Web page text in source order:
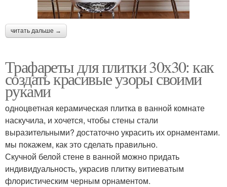
читать дальше →
Трафареты для плитки 30х30: как
создать красивые узоры своими
руками
одноцветная керамическая плитка в ванной комнате
наскучила, и хочется, чтобы стены стали
выразительными? достаточно украсить их орнаментами.
мы покажем, как это сделать правильно.
Скучной белой стене в ванной можно придать
индивидуальность, украсив плитку витиеватым
флористическим черным орнаментом.